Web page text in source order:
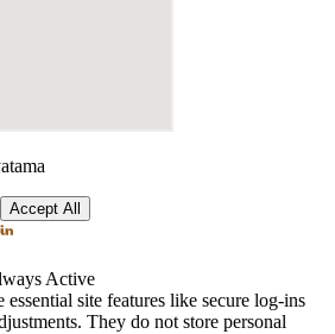
Accept All
Active
essential site features like secure log-ins
They do not store personal